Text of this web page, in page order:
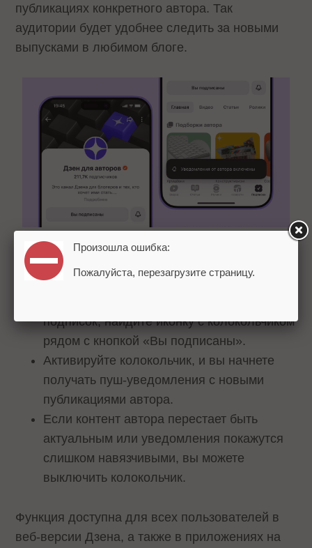
публикациях конкретного автора. Так
аудитории будет удобнее следить за новыми
выпусками в любимом блоге.
Как работает колокольчик:
подписок, найдите иконку с колокольчиком
рядом с кнопкой «Вы подписаны».
Активируйте колокольчик, и вы начнете
получать пуш-уведомления с новыми
публикациями автора.
Если контент автора перестает быть
актуальным или уведомления покажутся
слишком навязчивыми, вы можете
выключить колокольчик.
Функция доступна для всех пользователей в
веб-версии Дзена, а также в приложениях на
Произошла ошибка:
Пожалуйста, перезагрузите страницу.